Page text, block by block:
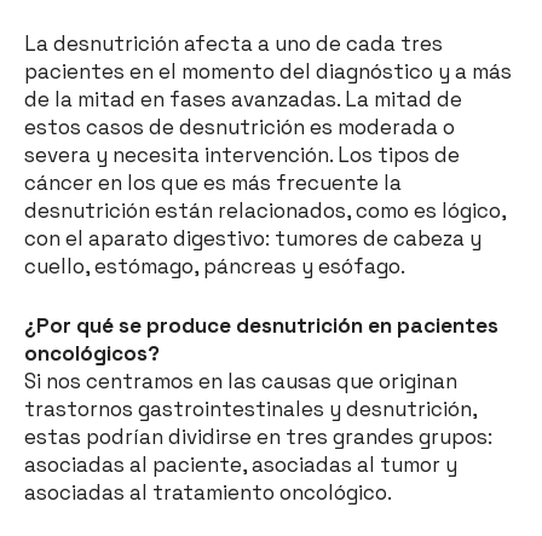
La desnutrición afecta a uno de cada tres
pacientes en el momento del diagnóstico y a más
de la mitad en fases avanzadas. La mitad de
estos casos de desnutrición es moderada o
severa y necesita intervención. Los tipos de
cáncer en los que es más frecuente la
desnutrición están relacionados, como es lógico,
con el aparato digestivo: tumores de cabeza y
cuello, estómago, páncreas y esófago.
¿Por qué se produce desnutrición en pacientes
oncológicos?
Si nos centramos en las causas que originan
trastornos gastrointestinales y desnutrición,
estas podrían dividirse en tres grandes grupos:
asociadas al paciente, asociadas al tumor y
asociadas al tratamiento oncológico.